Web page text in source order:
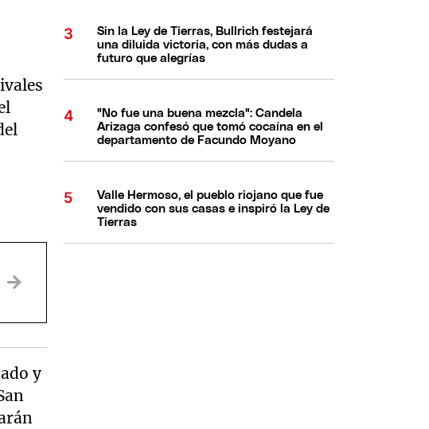
y
Sin la Ley de Tierras, Bullrich festejará
una diluida victoria, con más dudas a
futuro que alegrías
"No fue una buena mezcla": Candela
Arizaga confesó que tomó cocaína en el
departamento de Facundo Moyano
Valle Hermoso, el pueblo riojano que fue
vendido con sus casas e inspiró la Ley de
Tierras